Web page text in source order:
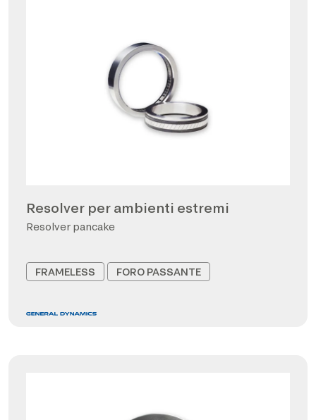
Resolver per ambienti estremi
Resolver pancake
FRAMELESS FORO PASSANTE